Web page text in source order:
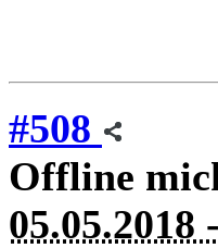
#508
Offline
05.05.2018